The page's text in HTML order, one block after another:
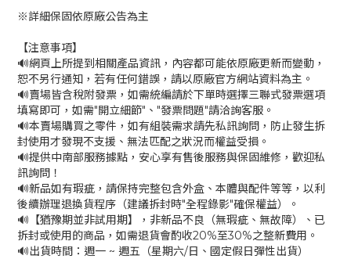
※詳細保固依原廠公告為主
【注意事項】
🔊網頁上所提到相關產品資訊，內容都可能依原廠更新而變動，
恕不另行通知，若有任何錯誤，請以原廠官方網站資料為主。
🔊賣場皆含稅附發票，如需統編請於下單時選擇三聯式發票選項
填寫即可，如需"開立細節"、"發票問題"請洽詢客服。
🔊本賣場購買之零件，如有組裝需求請先私訊詢問，防止發生拆
封使用才發現不支援、無法匹配之狀況而權益受損。
🔊提供中南部服務據點，安心享有售後服務與保固維修，歡迎私
訊詢問！
🔊新品如有瑕疵，請保持完整包含外盒、本體與配件等等，以利
後續辦理退換貨程序（建議拆封時"全程錄影"確保權益）。
🔊【猶豫期並非試用期】，非新品不良（無瑕疵、無故障）、已
拆封或使用的商品，如需退貨會酌收20%至30%之整新費用。
🔊出貨時間：週一 ~ 週五（星期六/日、國定假日彈性出貨）